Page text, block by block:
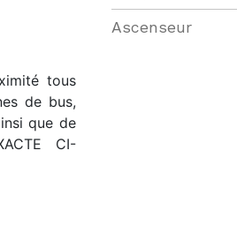
tous
de bus,
que de
CI-
Ascenseur